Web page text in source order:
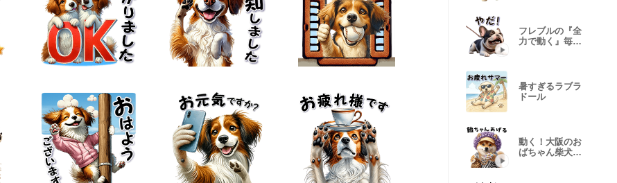
フレブルの『全
力で動く』毎日
暑すぎるラブラ
ドール
動く！大阪のお
ばちゃん柴犬